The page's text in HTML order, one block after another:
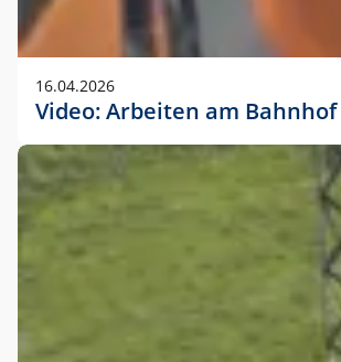
16.04.2026
Video: Arbeiten am